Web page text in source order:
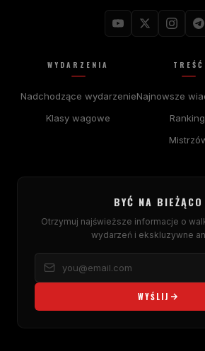
WYDARZENIA
Nadchodzące wydarzenie
Klasy wagowe
TREŚĆ
Najnowsze
BYĆ NA BIEŻĄCO
Otrzymuj najświeższe informacje o
wydarzeń i ekskluzywne
WYŚLIJ